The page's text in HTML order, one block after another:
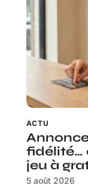
ACTU
fidélité…
jeu à
5 août 2026